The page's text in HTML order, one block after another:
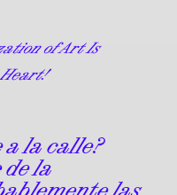
of Art Is
a la calle?
la